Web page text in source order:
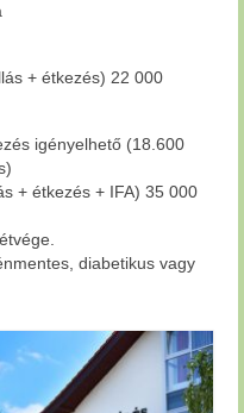
+ étkezés) 22 000
igényelhető (18.600
+ étkezés + IFA) 35 000
diabetikus vagy